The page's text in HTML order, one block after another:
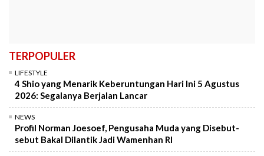
TERPOPULER
LIFESTYLE
4 Shio yang Menarik Keberuntungan Hari Ini 5 Agustus
2026: Segalanya Berjalan Lancar
NEWS
Profil Norman Joesoef, Pengusaha Muda yang Disebut-
sebut Bakal Dilantik Jadi Wamenhan RI